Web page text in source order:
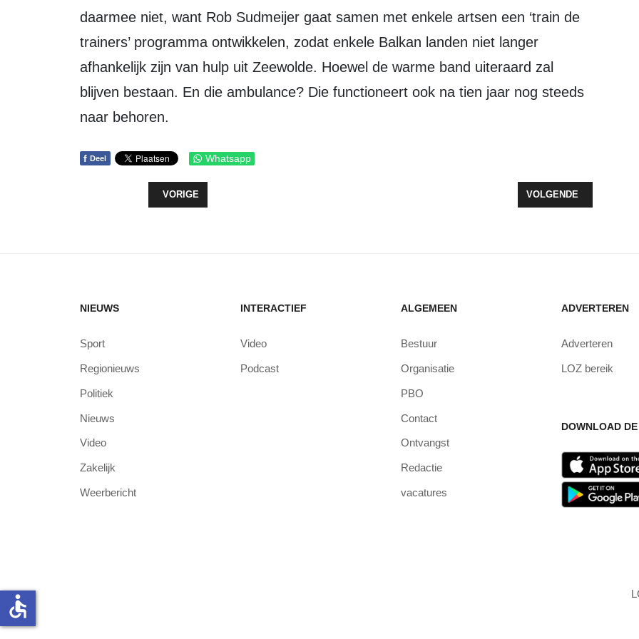
daarmee niet, want Rob Sudmeijer gaat samen met enkele artsen een ‘train de
trainers’ programma ontwikkelen, zodat enkele Balkan landen niet langer
afhankelijk zijn van hulp uit Zeewolde. Hoewel de warme band uiteraard zal
blijven bestaan. En die ambulance? Die functioneert ook na tien jaar nog steeds
naar behoren.
f Deel Whatsapp
VORIG ARTIKEL: CHIMAERA TRIO BRENGT DE ‘ROARING TWENTIES’ TOT LEVEN
VORIGE VOLGENDE ARTIKEL:
VOLGENDE
NIEUWS
Sport
Regionieuws
Politiek
Nieuws
Video
Zakelijk
Weerbericht
INTERACTIEF
Video
Podcast
ALGEMEEN
Bestuur
Organisatie
PBO
Contact
Ontvangst
Redactie
vacatures
ADVERTEREN
Adverteren
LOZ bereik
DOWNLOAD
accessible